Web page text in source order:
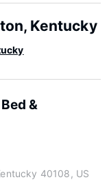
Kentucky
&
40108, US